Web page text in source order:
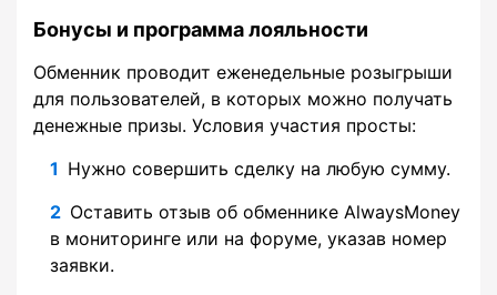
Бонусы и программа лояльности
Обменник проводит еженедельные розыгрыши
для пользователей, в которых можно получать
денежные призы. Условия участия просты:
Нужно совершить сделку на любую сумму.
Оставить отзыв об обменнике AlwaysMoney
в мониторинге или на форуме, указав номер
заявки.